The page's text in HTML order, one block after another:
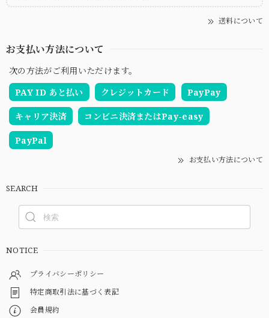
送料について
お支払い方法について
次の方法がご利用いただけます。
PAY ID あと払い
クレジットカード PayPay
キャリア決済 コンビニ決済またはPay-easy
PayPal
お支払い方法について
SEARCH
NOTICE
プライバシーポリシー
特定商取引法に基づく表記
会員規約